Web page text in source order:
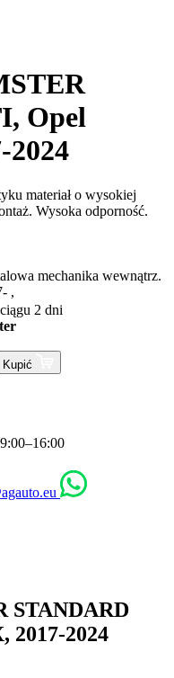
Opel
2024
materiał o wysokiej
Wysoka odporność.
mechanika wewnątrz.
,
2 dni
Kupić
STANDARD
2017-2024